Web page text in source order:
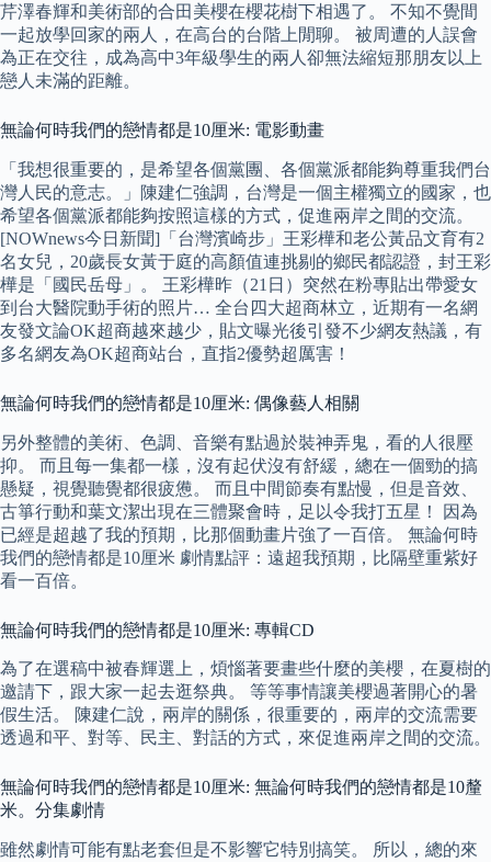
芹澤春輝和美術部的合田美櫻在櫻花樹下相遇了。 不知不覺間
一起放學回家的兩人，在高台的台階上閒聊。 被周遭的人誤會
為正在交往，成為高中3年級學生的兩人卻無法縮短那朋友以上
戀人未滿的距離。
無論何時我們的戀情都是10厘米: 電影動畫
「我想很重要的，是希望各個黨團、各個黨派都能夠尊重我們台
灣人民的意志。」陳建仁強調，台灣是一個主權獨立的國家，也
希望各個黨派都能夠按照這樣的方式，促進兩岸之間的交流。
[NOWnews今日新聞]「台灣濱崎步」王彩樺和老公黃品文育有2
名女兒，20歲長女黃于庭的高顏值連挑剔的鄉民都認證，封王彩
樺是「國民岳母」。 王彩樺昨（21日）突然在粉專貼出帶愛女
到台大醫院動手術的照片… 全台四大超商林立，近期有一名網
友發文論OK超商越來越少，貼文曝光後引發不少網友熱議，有
多名網友為OK超商站台，直指2優勢超厲害！
無論何時我們的戀情都是10厘米: 偶像藝人相關
另外整體的美術、色調、音樂有點過於裝神弄鬼，看的人很壓
抑。 而且每一集都一樣，沒有起伏沒有舒緩，總在一個勁的搞
懸疑，視覺聽覺都很疲憊。 而且中間節奏有點慢，但是音效、
古箏行動和葉文潔出現在三體聚會時，足以令我打五星！ 因為
已經是超越了我的預期，比那個動畫片強了一百倍。 無論何時
我們的戀情都是10厘米 劇情點評：遠超我預期，比隔壁重紫好
看一百倍。
無論何時我們的戀情都是10厘米: 專輯CD
為了在選稿中被春輝選上，煩惱著要畫些什麼的美櫻，在夏樹的
邀請下，跟大家一起去逛祭典。 等等事情讓美櫻過著開心的暑
假生活。 陳建仁說，兩岸的關係，很重要的，兩岸的交流需要
透過和平、對等、民主、對話的方式，來促進兩岸之間的交流。
無論何時我們的戀情都是10厘米: 無論何時我們的戀情都是10釐
米。分集劇情
雖然劇情可能有點老套但是不影響它特別搞笑。 所以，總的來